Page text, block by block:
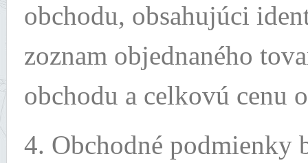
obchodu, obsahujúci
zoznam objednaného
obchodu a celkovú cenu
4. Obchodné podmienky